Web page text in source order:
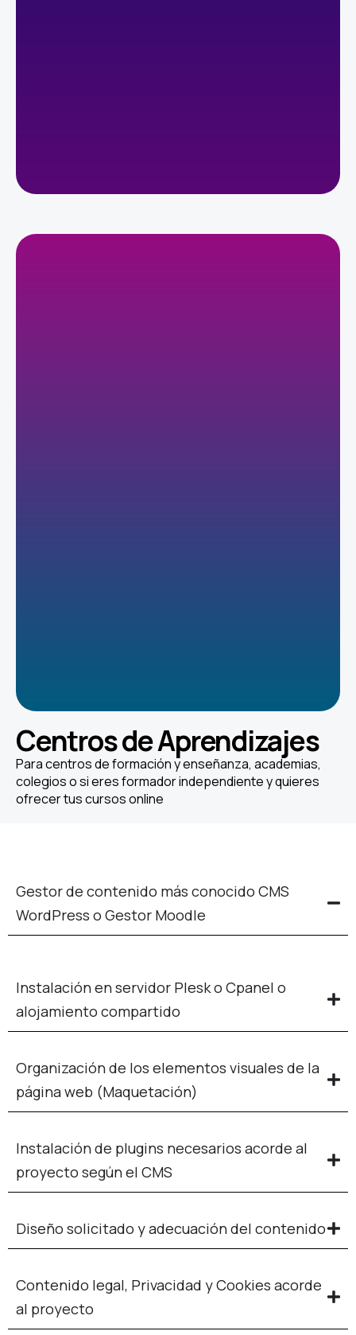
Centros de Aprendizajes
Para centros de formación y enseñanza, academias,
colegios o si eres formador independiente y quieres
ofrecer tus cursos online
Gestor de contenido más conocido CMS
WordPress o Gestor Moodle
Instalación en servidor Plesk o Cpanel o
alojamiento compartido
Organización de los elementos visuales de la
página web (Maquetación)
Instalación de plugins necesarios acorde al
proyecto según el CMS
Diseño solicitado y adecuación del contenido
Contenido legal, Privacidad y Cookies acorde
al proyecto